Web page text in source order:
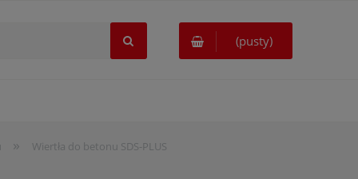
(pusty)
» Wiertła do betonu SDS-PLUS